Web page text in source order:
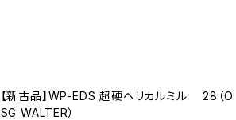
【新古品】WP-EDS 超硬ヘリカルミル 28（O
SG WALTER）